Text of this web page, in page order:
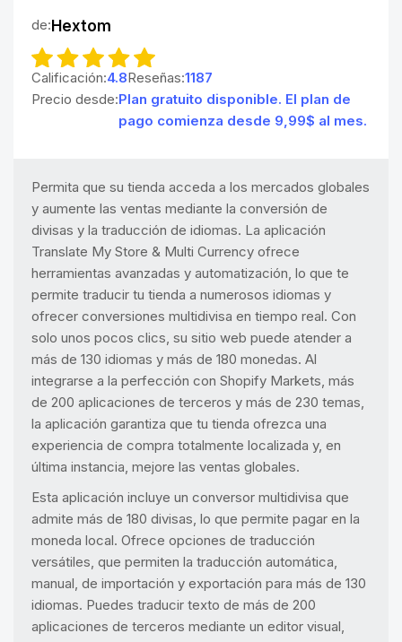
de:Hextom
Calificación:4.8Reseñas:1187
Precio desde:Plan gratuito disponible. El plan de
pago comienza desde 9,99$ al mes.
Permita que su tienda acceda a los mercados globales
y aumente las ventas mediante la conversión de
divisas y la traducción de idiomas. La aplicación
Translate My Store & Multi Currency ofrece
herramientas avanzadas y automatización, lo que te
permite traducir tu tienda a numerosos idiomas y
ofrecer conversiones multidivisa en tiempo real. Con
solo unos pocos clics, su sitio web puede atender a
más de 130 idiomas y más de 180 monedas. Al
integrarse a la perfección con Shopify Markets, más
de 200 aplicaciones de terceros y más de 230 temas,
la aplicación garantiza que tu tienda ofrezca una
experiencia de compra totalmente localizada y, en
última instancia, mejore las ventas globales.
Esta aplicación incluye un conversor multidivisa que
admite más de 180 divisas, lo que permite pagar en la
moneda local. Ofrece opciones de traducción
versátiles, que permiten la traducción automática,
manual, de importación y exportación para más de 130
idiomas. Puedes traducir texto de más de 200
aplicaciones de terceros mediante un editor visual,